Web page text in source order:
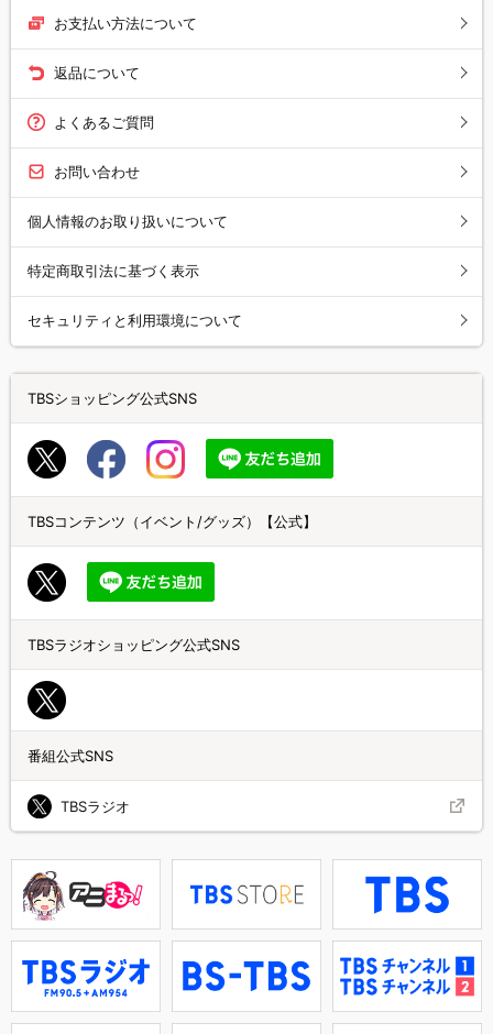
お支払い方法について
返品について
よくあるご質問
お問い合わせ
個人情報のお取り扱いについて
特定商取引法に基づく表示
セキュリティと利用環境について
TBSショッピング公式SNS
TBSコンテンツ（イベント/グッズ）【公式】
TBSラジオショッピング公式SNS
番組公式SNS
TBSラジオ